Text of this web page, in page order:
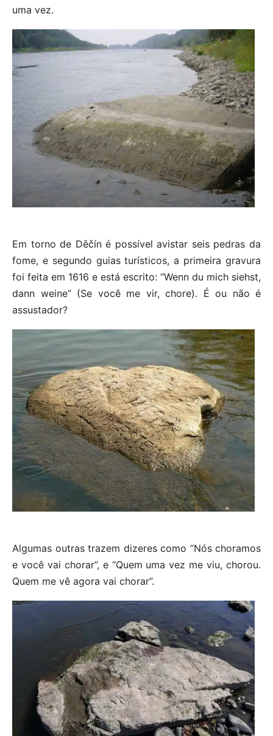
uma vez.
Em torno de Děčín é possível avistar seis pedras da
fome, e segundo guias turísticos, a primeira gravura
foi feita em 1616 e está escrito: “Wenn du mich siehst,
dann weine” (Se você me vir, chore). É ou não é
assustador?
Algumas outras trazem dizeres como “Nós choramos
e você vai chorar”, e “Quem uma vez me viu, chorou.
Quem me vê agora vai chorar”.